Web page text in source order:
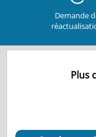
Demande
Plus